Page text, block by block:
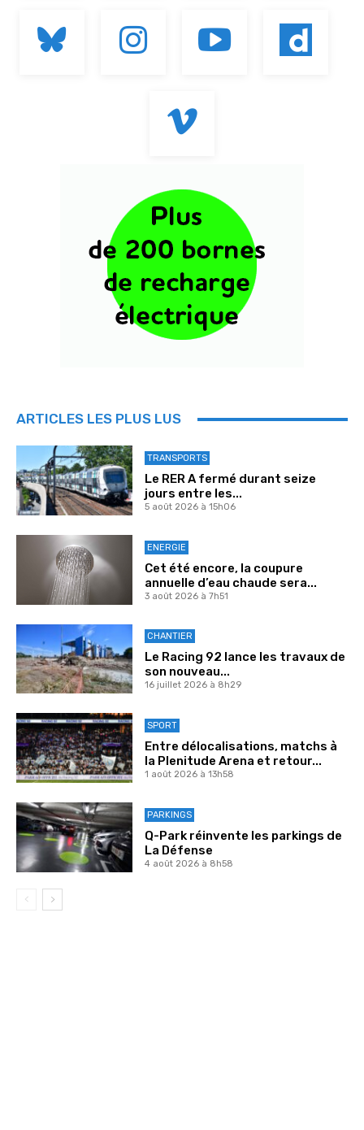
ARTICLES LES PLUS LUS
TRANSPORTS
Le RER A fermé durant seize
jours entre les...
5 août 2026 à 15h06
ENERGIE
Cet été encore, la coupure
annuelle d’eau chaude sera...
3 août 2026 à 7h51
CHANTIER
Le Racing 92 lance les travaux de
son nouveau...
16 juillet 2026 à 8h29
SPORT
Entre délocalisations, matchs à
la Plenitude Arena et retour...
1 août 2026 à 13h58
PARKINGS
Q-Park réinvente les parkings de
La Défense
4 août 2026 à 8h58